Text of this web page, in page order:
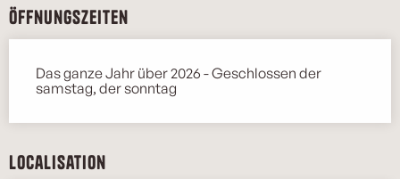
Öffnungszeiten
Das ganze Jahr über 2026 - Geschlossen der
samstag, der sonntag
Localisation